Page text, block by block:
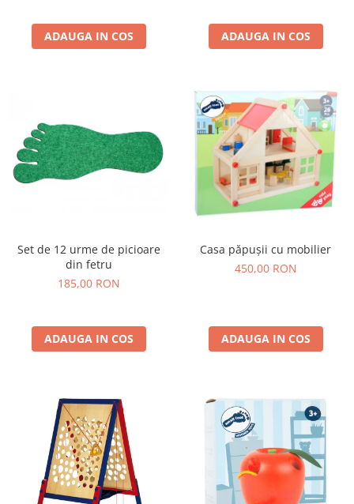
ADAUGA IN COS ADAUGA IN COS
Set de 12 urme de picioare
din fetru
185,00 RON
ADAUGA IN COS
Casa păpușii cu mobilier
450,00 RON
ADAUGA IN COS